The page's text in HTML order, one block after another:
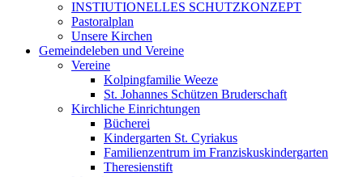
INSTIUTIONELLES SCHUTZKONZEPT
Pastoralplan
Unsere Kirchen
Gemeindeleben und Vereine
Vereine
Kolpingfamilie Weeze
St. Johannes Schützen Bruderschaft
Kirchliche Einrichtungen
Bücherei
Kindergarten St. Cyriakus
Familienzentrum im Franziskuskindergarten
Theresienstift